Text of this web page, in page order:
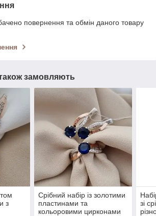
повернення та обмін даного товару
замовляють
з
Срібний набір із золотими
пластинами та
кольоровими цирконами
зі